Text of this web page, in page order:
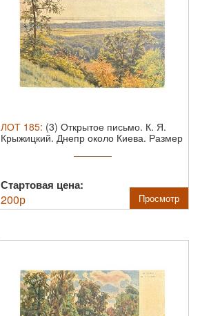
ЛОТ 185: (3) Открытое письмо. К. Я.
Крыжицкий. Днепр около Киева. Размер
Стартовая цена:
200р Просмотр